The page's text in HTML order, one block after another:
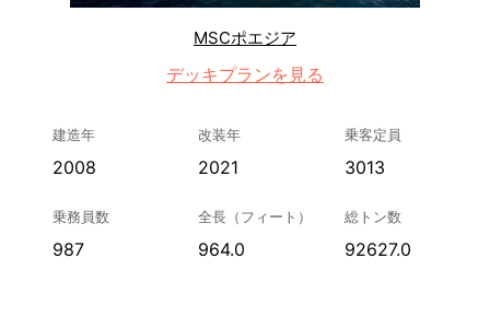
MSCポエジア
デッキプランを見る
建造年
2008
改装年
2021
乗客定員
3013
乗務員数
987
全長（フィート）
964.0
総トン数
92627.0